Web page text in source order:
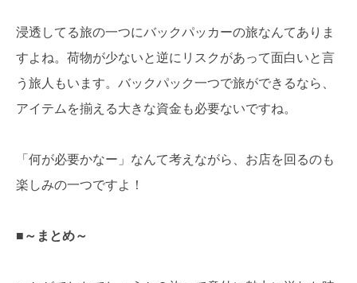
浸透してる旅の一つにバックパッカーの旅なんてありま
すよね。荷物が少ないと逆にリスクがあって面白いと言
う旅人もいます。バックパック一つで旅ができるなら、
アイテムを揃える大きな資金も必要ないですね。
「何が必要かなー」なんて考えながら、お店を回るのも
楽しみの一つですよ！
■～まとめ～